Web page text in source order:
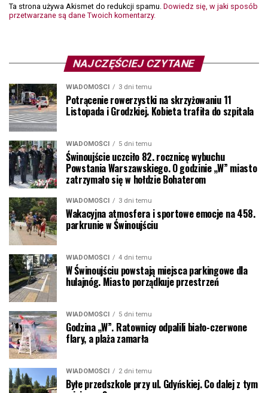
Ta strona używa Akismet do redukcji spamu. Dowiedz się, w jaki sposób
przetwarzane są dane Twoich komentarzy.
NAJCZĘŚCIEJ CZYTANE
WIADOMOŚCI 3 dni temu
Potrącenie rowerzystki na skrzyżowaniu 11
Listopada i Grodzkiej. Kobieta trafiła do szpitala
WIADOMOŚCI 5 dni temu
Świnoujście uczciło 82. rocznicę wybuchu
Powstania Warszawskiego. O godzinie „W” miasto
zatrzymało się w hołdzie Bohaterom
WIADOMOŚCI 3 dni temu
Wakacyjna atmosfera i sportowe emocje na 458.
parkrunie w Świnoujściu
WIADOMOŚCI 4 dni temu
W Świnoujściu powstają miejsca parkingowe dla
hulajnóg. Miasto porządkuje przestrzeń
WIADOMOŚCI 5 dni temu
Godzina „W”. Ratownicy odpalili biało-czerwone
flary, a plaża zamarła
WIADOMOŚCI 2 dni temu
Byłe przedszkole przy ul. Gdyńskiej. Co dalej z tym